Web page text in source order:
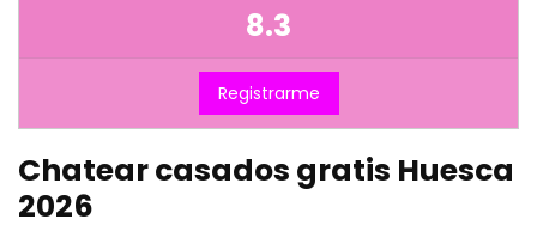
8.3
Registrarme
Chatear casados gratis Huesca
2026